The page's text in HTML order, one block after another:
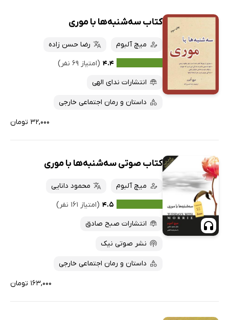
کتاب سه‌شنبه‌ها با موری
میچ آلبوم
رضا حسن زاده
۴.۴ (امتیاز ۶۹ نفر)
انتشارات ندای الهی
داستان و رمان اجتماعی خارجی
۳۲,۰۰۰ تومان
کتاب صوتی سه‌شنبه‌ها با موری
میچ آلبوم
محمود دانایی
۴.۵ (امتیاز ۱۶۱ نفر)
انتشارات صبح صادق
نشر صوتی نیک
داستان و رمان اجتماعی خارجی
۱۶۳,۰۰۰ تومان